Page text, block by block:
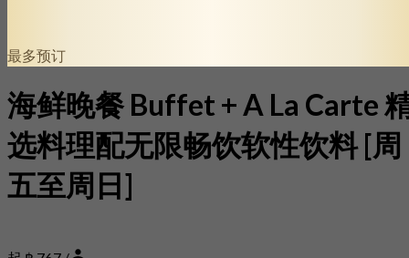
最多预订
海鲜晚餐 Buffet + A La Carte
选料理配无限畅饮软性饮料 [周
五至周日]